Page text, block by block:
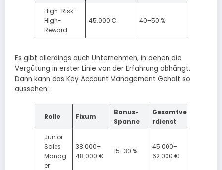
High-Risk-
High-
Reward
45.000 € 40–50 %
Es gibt allerdings auch Unternehmen, in denen die
Vergütung in erster Linie von der Erfahrung abhängt.
Dann kann das Key Account Management Gehalt so
aussehen:
Rolle Fixum
Bonus-
Spanne
Gesamtve
rdienst
Junior
Sales
Manag
er
38.000–
48.000 €
15–30 %
45.000–
62.000 €